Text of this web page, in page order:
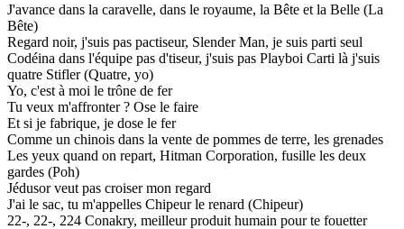
J'avance dans la caravelle, dans le royaume, la Bête et la Belle (La
Bête)
Regard noir, j'suis pas pactiseur, Slender Man, je suis parti seul
Codéina dans l'équipe pas d'tiseur, j'suis pas Playboi Carti là j'suis
quatre Stifler (Quatre, yo)
Yo, c'est à moi le trône de fer
Tu veux m'affronter ? Ose le faire
Et si je fabrique, je dose le fer
Comme un chinois dans la vente de pommes de terre, les grenades
Les yeux quand on repart, Hitman Corporation, fusille les deux
gardes (Poh)
Jédusor veut pas croiser mon regard
J'ai le sac, tu m'appelles Chipeur le renard (Chipeur)
22-, 22-, 224 Conakry, meilleur produit humain pour te fouetter